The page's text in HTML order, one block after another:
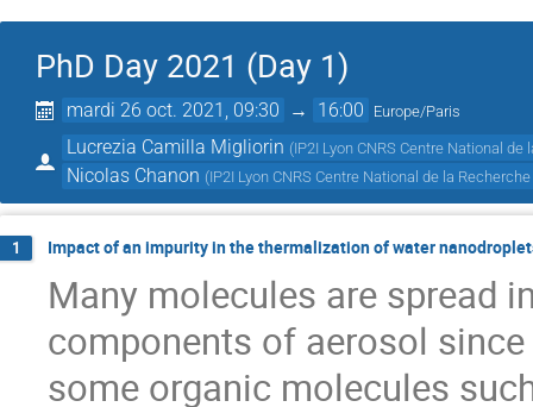
PhD Day 2021 (Day 1)
mardi 26 oct. 2021, 09:30 → 16:00 Europe/Paris
Lucrezia Camilla Migliorin (IP2I Lyon CNRS Centre National
Nicolas Chanon (IP2I Lyon CNRS Centre National de la
1 Impact of an impurity in the thermalization of water
Many molecules are spread
components of aerosol
some organic molecules